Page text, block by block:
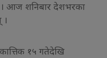
। आज शनिबार देशभरका
कात्तिक १५ गतेदेखि